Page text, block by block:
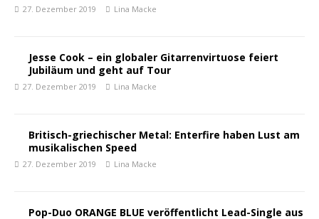
27. Dezember 2019 Lina Macke
Jesse Cook – ein globaler Gitarrenvirtuose feiert
Jubiläum und geht auf Tour
27. Dezember 2019 Lina Macke
Britisch-griechischer Metal: Enterfire haben Lust am
musikalischen Speed
27. Dezember 2019 Lina Macke
Pop-Duo ORANGE BLUE veröffentlicht Lead-Single aus